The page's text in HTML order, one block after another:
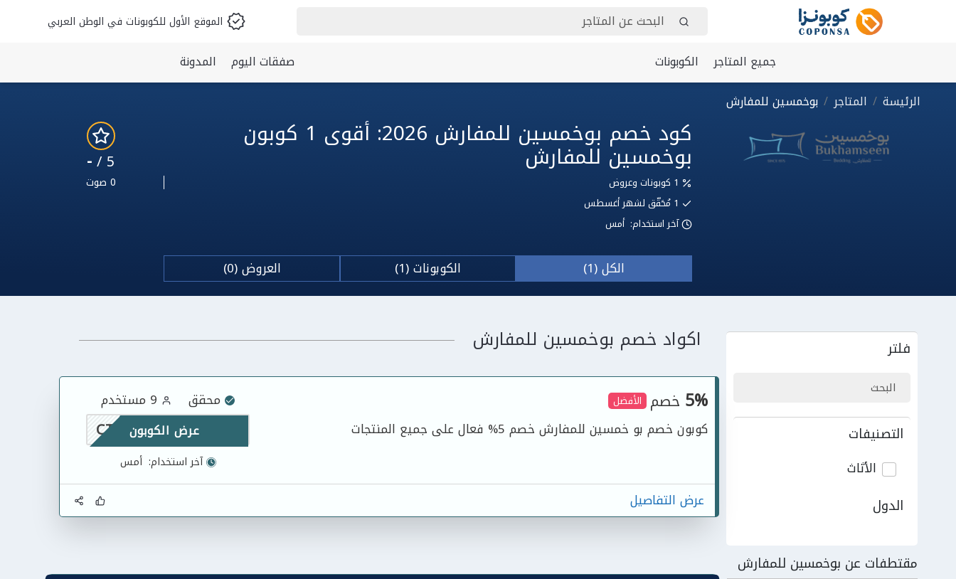
الموقع الأول للكوبونات في الوطن العربي
جميع المتاجر الكوبونات صفقات اليوم
المدونة
الرئيسة
المتاجر بوخمسين للمفارش
كود خصم بوخمسين للمفارش 2026: أقوى 1 كوبون
بوخمسين للمفارش
مُحَقّق لشهر أغسطس
آخر استخدام: أمس
الكل (1) الكوبونات (1) العروض (0)
5 /
-
0 صوت
فلتر
التصنيفات
الأثاث
الدول
مقتطفات عن بوخمسين للمفارش
اكواد خصم بوخمسين للمفارش
5% خصم الأفضل محقق
كوبون خصم بو خمسين للمفارش خصم 5% فعال على جميع المنتجات
CTETHعرض الكوبون
آخر استخدام: أمس
عرض التفاصيل